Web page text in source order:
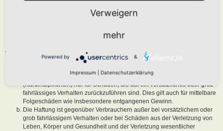
zur Verfügung gestellt. Beide haben keinen Einfluss auf
insbesondere die Verwendung der Software für bestimmte Zwecke nicht
untersagen oder auf Inhalte fremder Foren Einfluss nehmen.
5. GEWÄHRLEISTUNG
Der Betreiber haftet mit Ausnahme der Verletzung von Leben, Körper
und Gesundheit und der Verletzung wesentlicher Vertragspflichten
(Kardinalpflichten) nur für Schäden, die auf ein vorsätzliches oder grob
fahrlässiges Verhalten zurückzuführen sind. Dies gilt auch für mittelbare
Folgeschäden wie insbesondere entgangenen Gewinn.
Die Haftung ist gegenüber Verbrauchern außer bei vorsätzlichem oder
grob fahrlässigem Verhalten oder bei Schäden aus der Verletzung von
Leben, Körper und Gesundheit und der Verletzung wesentlicher
Verweigern
mehr
Powered by &
Impressum Datenschutzerklärung